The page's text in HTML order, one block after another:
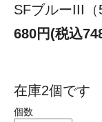
SFブルーIII（
680円(税込
在庫2個です
個数